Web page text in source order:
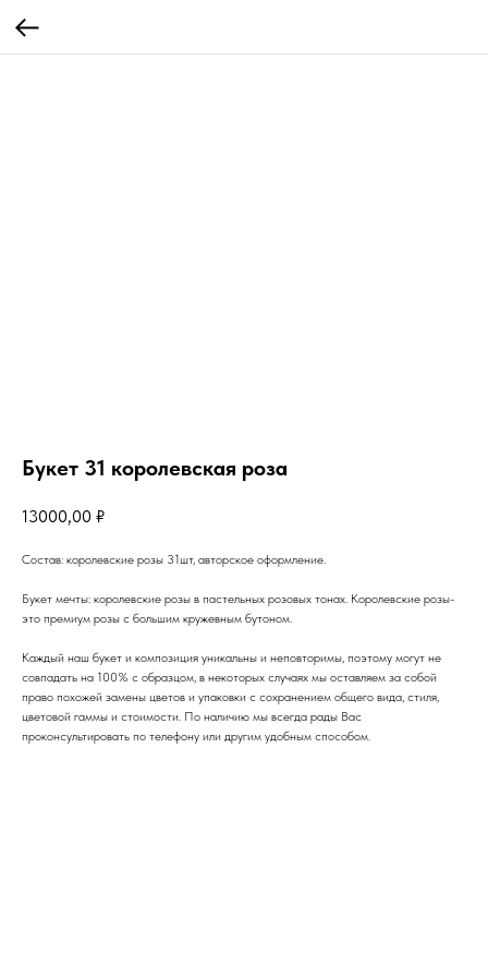
Букет 31 королевская роза
13000,00 ₽
Состав: королевские розы 31шт, авторское оформление.
Букет мечты: королевские розы в пастельных розовых тонах. Королевские розы-
это премиум розы с большим кружевным бутоном.
Каждый наш букет и композиция уникальны и неповторимы, поэтому могут не
совпадать на 100% с образцом, в некоторых случаях мы оставляем за собой
право похожей замены цветов и упаковки с сохранением общего вида, стиля,
цветовой гаммы и стоимости. По наличию мы всегда рады Вас
проконсультировать по телефону или другим удобным способом.